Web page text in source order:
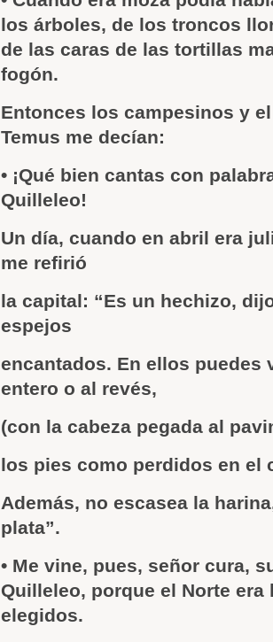
los árboles, de los troncos
de las caras de las tortillas
fogón.
Entonces los campesinos y
Temus me decían:
• ¡Qué bien cantas con
Quilleleo!
Un día, cuando en abril era
me refirió
la capital: “Es un hechizo,
espejos
encantados. En ellos puedes
entero o al revés,
(con la cabeza pegada al
los pies como perdidos en el
Además, no escasea la
plata”.
• Me vine, pues, señor cura,
Quilleleo, porque el Norte era
elegidos.